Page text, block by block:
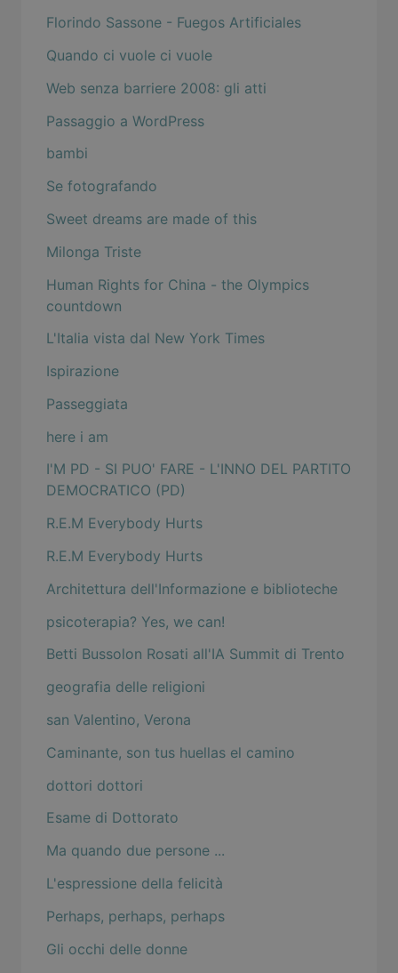
Florindo Sassone - Fuegos Artificiales
Quando ci vuole ci vuole
Web senza barriere 2008: gli atti
Passaggio a WordPress
bambi
Se fotografando
Sweet dreams are made of this
Milonga Triste
Human Rights for China - the Olympics
countdown
L'Italia vista dal New York Times
Ispirazione
Passeggiata
here i am
I'M PD - SI PUO' FARE - L'INNO DEL PARTITO
DEMOCRATICO (PD)
R.E.M Everybody Hurts
R.E.M Everybody Hurts
Architettura dell'Informazione e biblioteche
psicoterapia? Yes, we can!
Betti Bussolon Rosati all'IA Summit di Trento
geografia delle religioni
san Valentino, Verona
Caminante, son tus huellas el camino
dottori dottori
Esame di Dottorato
Ma quando due persone ...
L'espressione della felicità
Perhaps, perhaps, perhaps
Gli occhi delle donne